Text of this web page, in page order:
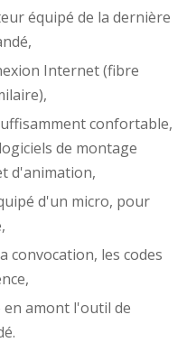
équipé de la dernière
Internet (fibre
confortable,
de montage
d'animation,
d'un micro, pour
convocation, les codes
amont l'outil de